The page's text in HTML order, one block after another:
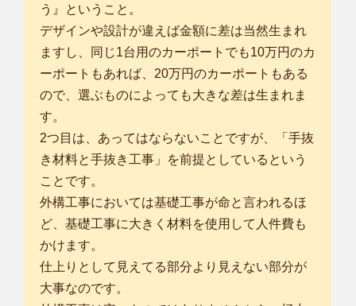
う』ということ。
デザインや設計が違えば金額に差は当然生まれ
ますし、同じ1台用のカーポートでも10万円のカ
ーポートもあれば、20万円のカーポートもある
ので、選ぶものによっても大きな差は生まれま
す。
2つ目は、あってはならないことですが、「手抜
き材料と手抜き工事」を前提としているという
ことです。
外構工事においては基礎工事が命と言われるほ
ど、基礎工事に大きく材料を使用して人件費も
かけます。
仕上りとして見えてる部分より見えない部分が
大事なのです。